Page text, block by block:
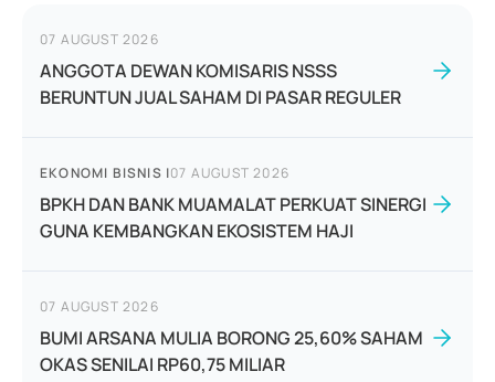
07 AUGUST 2026
ANGGOTA DEWAN KOMISARIS NSSS
BERUNTUN JUAL SAHAM DI PASAR REGULER
EKONOMI BISNIS |07 AUGUST 2026
BPKH DAN BANK MUAMALAT PERKUAT SINERGI
GUNA KEMBANGKAN EKOSISTEM HAJI
07 AUGUST 2026
BUMI ARSANA MULIA BORONG 25,60% SAHAM
OKAS SENILAI RP60,75 MILIAR